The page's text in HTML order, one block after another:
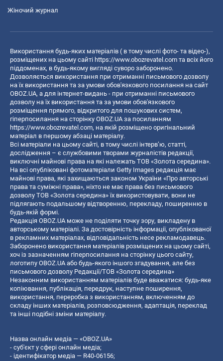
Жіночий журнал
Використання будь-яких матеріалів ( в тому числі фото- та відео-),
розміщених на цьому сайті https://www.obozrevatel.com та всіх його
піддоменах, в будь-якому вигляді суворо заборонено.
Дозволяється використання при отриманні письмового дозволу
на їх використання та за умови обов'язкового посилання на сайт
OBOZ.UA, а для інтернет-видань - при отриманні письмового
дозволу на їх використання та за умови обов'язкового
розміщення прямого, відкритого для пошукових систем,
гіперпосилання на сторінку OBOZ.UA за посиланням
https://www.obozrevatel.com, на якій розміщено оригінальний
матеріал в першому абзаці матеріалу.
Всі матеріали на цьому сайті, в тому числі інтерв’ю, статті,
дослідження – є службовими творами журналістів редакції,
виключні майнові права на які належать ТОВ «Золота середина».
На всі опубліковані фотоматеріали Getty Images редакція має
майнові права, які захищаються законом України «Про авторські
права та суміжні права», ніхто не має права без письмового
дозволу ТОВ «Золота середина» їх використовувати, вони не
підлягають подальшому відтворенню, перекладу, поширенню в
будь-якій формі.
Редакція OBOZ.UA може не поділяти точку зору, викладену в
авторському матеріалі. За достовірність інформації, опублікованої
в рекламних матеріалах, відповідальність несе рекламодавець.
Заборонено використання матеріалів розміщених на цьому сайті,
хоч із зазначенням гіперпосилання на сторінку цього сайту,
логотипу OBOZ.UA або будь-якого іншого згадування, але без
письмового дозволу Редакції/ТОВ «Золота середина»
Незаконним використанням матеріалів буде вважатися: будь-яке
копiювання, публiкацiя, передрук, наступне поширення,
використання, переробка з використанням, включенням до
складу інших матеріалів, розповсюдження, адаптація, переклад
та інші подібні зміни матеріалу.
Назва онлайн медіа — «OBOZ.UA»
- суб'єкт у сфері онлайн медіа;
- ідентифікатор медіа — R40-06156;